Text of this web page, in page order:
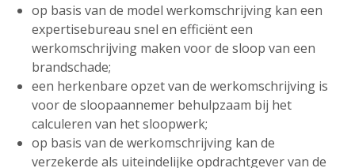
op basis van de model werkomschrijving kan een
expertisebureau snel en efficiënt een
werkomschrijving maken voor de sloop van een
brandschade;
een herkenbare opzet van de werkomschrijving is
voor de sloopaannemer behulpzaam bij het
calculeren van het sloopwerk;
op basis van de werkomschrijving kan de
verzekerde als uiteindelijke opdrachtgever van de